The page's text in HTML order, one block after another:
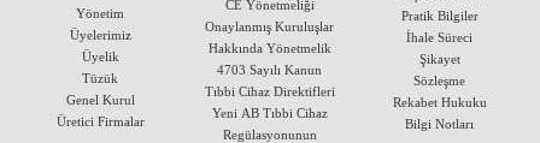
Yönetim
Üyelerimiz
Üyelik
Tüzük
Genel Kurul
Üretici Firmalar
CE Yönetmeliği
Onaylanmış Kuruluşlar
Hakkında Yönetmelik
4703 Sayılı Kanun
Tıbbi Cihaz Direktifleri
Yeni AB Tıbbi Cihaz
Regülasyonunun
Pratik Bilgiler
İhale Süreci
Şikayet
Sözleşme
Rekabet Hukuku
Bilgi Notları